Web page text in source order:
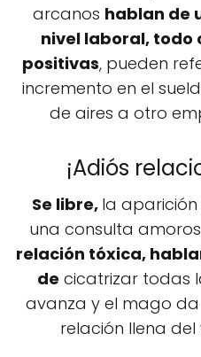
arcanos hablan de
nivel laboral, todo
positivas, pueden
incremento en el
de aires a otro
¡Adiós
Se libre, la
una consulta
relación tóxica,
de cicatrizar todas
avanza y el mago
relación llena